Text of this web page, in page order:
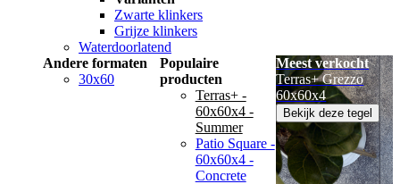
Zwarte klinkers
Grijze klinkers
Waterdoorlatend
Andere formaten
30x60
Populaire
producten
Terras+ -
60x60x4 -
Summer
Patio Square -
60x60x4 -
Concrete
Meest verkocht
Terras+ Grezzo
60x60x4
Bekijk deze tegel